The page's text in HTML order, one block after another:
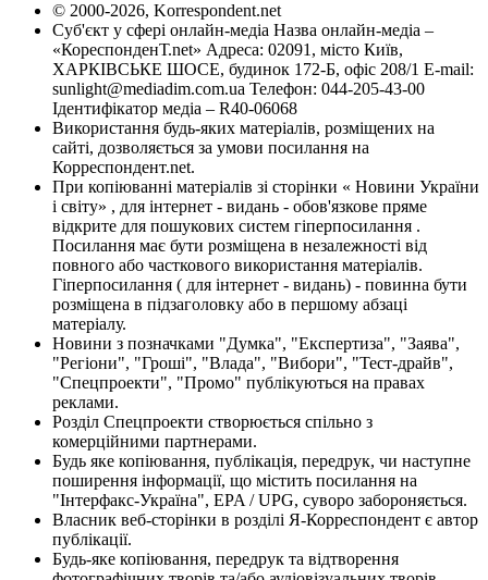
© 2000-2026, Korrespondent.net
Суб'єкт у сфері онлайн-медіа Назва онлайн-медіа –
«КореспонденТ.net» Адреса: 02091, місто Київ,
ХАРКІВСЬКЕ ШОСЕ, будинок 172-Б, офіс 208/1 E-mail:
sunlight@mediadim.com.ua Телефон: 044-205-43-00
Ідентифікатор медіа – R40-06068
Використання будь-яких матеріалів, розміщених на
сайті, дозволяється за умови посилання на
Корреспондент.net.
При копіюванні матеріалів зі сторінки « Новини України
і світу» , для інтернет - видань - обов'язкове пряме
відкрите для пошукових систем гіперпосилання .
Посилання має бути розміщена в незалежності від
повного або часткового використання матеріалів.
Гіперпосилання ( для інтернет - видань) - повинна бути
розміщена в підзаголовку або в першому абзаці
матеріалу.
Новини з позначками "Думка", "Експертиза", "Заява",
"Регіони", "Гроші", "Влада", "Вибори", "Тест-драйв",
"Спецпроекти", "Промо" публікуються на правах
реклами.
Розділ Спецпроекти створюється спільно з
комерційними партнерами.
Будь яке копіювання, публікація, передрук, чи наступне
поширення інформації, що містить посилання на
"Інтерфакс-Україна", EPA / UPG, суворо забороняється.
Власник веб-сторінки в розділі Я-Корреспондент є автор
публікації.
Будь-яке копіювання, передрук та відтворення